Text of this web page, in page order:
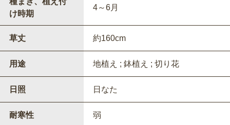
け時期
4～6月
草丈 約160cm
用途 地植え ; 鉢植え ; 切り花
日照 日なた
耐寒性 弱